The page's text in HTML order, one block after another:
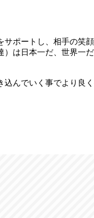
ポートし、相手の笑
は日本一だ、世界一
込んでいく事でより良